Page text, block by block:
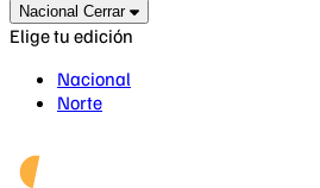
Nacional Cerrar
Elige tu edición
Nacional
Norte